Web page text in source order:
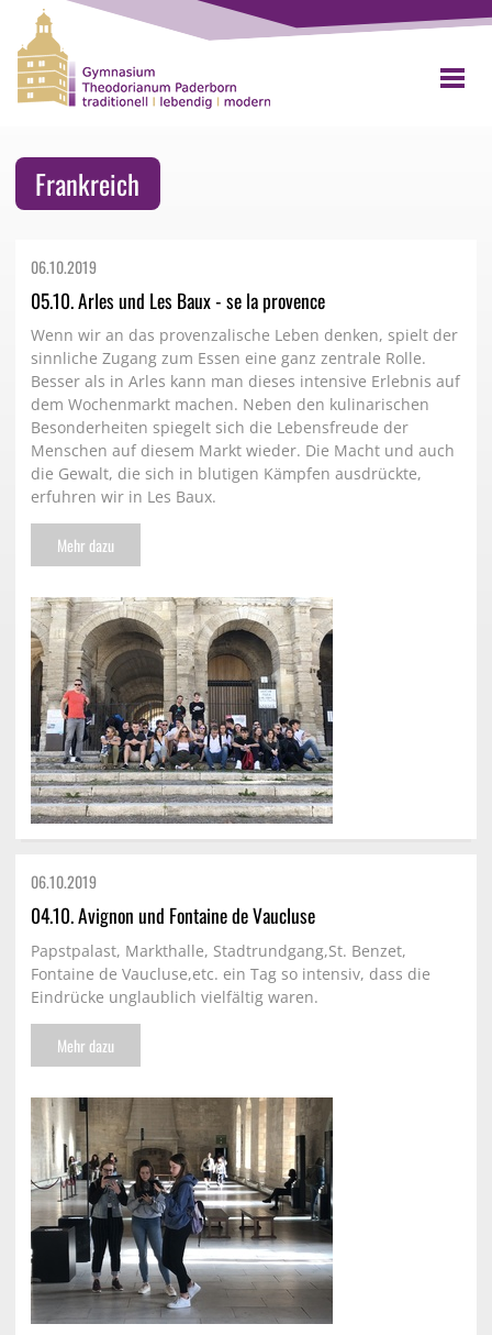
Frankreich
06.10.2019
05.10. Arles und Les Baux - se la provence
Wenn wir an das provenzalische Leben denken, spielt der
sinnliche Zugang zum Essen eine ganz zentrale Rolle.
Besser als in Arles kann man dieses intensive Erlebnis auf
dem Wochenmarkt machen. Neben den kulinarischen
Besonderheiten spiegelt sich die Lebensfreude der
Menschen auf diesem Markt wieder. Die Macht und auch
die Gewalt, die sich in blutigen Kämpfen ausdrückte,
erfuhren wir in Les Baux.
Mehr dazu
06.10.2019
04.10. Avignon und Fontaine de Vaucluse
Papstpalast, Markthalle, Stadtrundgang,St. Benzet,
Fontaine de Vaucluse,etc. ein Tag so intensiv, dass die
Eindrücke unglaublich vielfältig waren.
Mehr dazu